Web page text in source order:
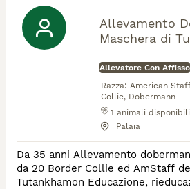
Allevamento
Maschera di
Allevatore Con Affisso
Razza: American
Collie, Dobermann
1 animali disponibili
Palaia
Da 35 anni Allevamento
da 20 Border Collie ed AmStaff
Tutankhamon Educazione, rieducazione e recupero